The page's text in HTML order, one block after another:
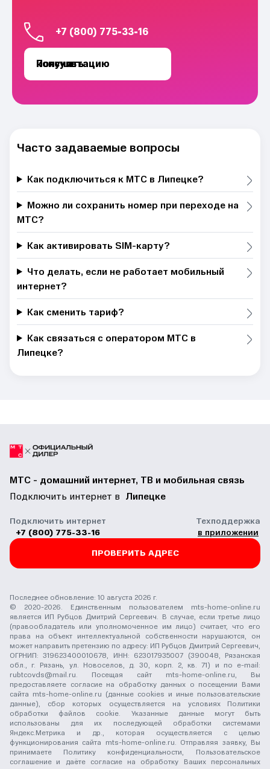
+7 (800) 775-33-16
Получить консультацию
Часто задаваемые вопросы
Как подключиться к МТС в Липецке?
Можно ли сохранить номер при переходе на
МТС?
Как активировать SIM-карту?
Что делать, если не работает мобильный
интернет?
Как сменить тариф?
Как связаться с оператором МТС в
Липецке?
МТС - домашний интернет, ТВ и мобильная связь
Подключить интернет в Липецке
Подключить интернет
+7 (800) 775-33-16
Техподдержка
в приложении
ПРОВЕРИТЬ АДРЕС
Последнее обновление: 10 августа 2026 г.
© 2020-2026. Единственным пользователем mts-home-online.ru
является ИП Рубцов Дмитрий Сергеевич. В случае, если третье лицо
(правообладатель или уполномоченное им лицо) считает, что его
права на объект интеллектуальной собственности нарушаются, он
может направить претензию по адресу: ИП Рубцов Дмитрий Сергеевич,
ОГРНИП: 319623400010678, ИНН: 623017935007 (390048, Рязанская
обл., г. Рязань, ул. Новоселов, д. 30, корп. 2, кв. 71) и по e-mail:
rubtcovds@mail.ru. Посещая сайт mts-home-online.ru, Вы
предоставляете согласие на обработку данных о посещении Вами
сайта mts-home-online.ru (данные cookies и иные пользовательские
данные), сбор которых осуществляется на условиях Политики
обработки файлов cookie. Указанные данные могут быть
использованы для их последующей обработки системами
Яндекс.Метрика и др., которая осуществляется с целью
функционирования сайта mts-home-online.ru. Отправляя заявку, Вы
принимаете Политику конфиденциальности, Пользовательское
соглашение и даёте согласие на обработку Ваших персональных